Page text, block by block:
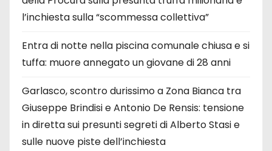
l’inchiesta sulla “scommessa collettiva”
Entra di notte nella piscina comunale chiusa e si
tuffa: muore annegato un giovane di 28 anni
Garlasco, scontro durissimo a Zona Bianca tra
Giuseppe Brindisi e Antonio De Rensis: tensione
in diretta sui presunti segreti di Alberto Stasi e
sulle nuove piste dell’inchiesta